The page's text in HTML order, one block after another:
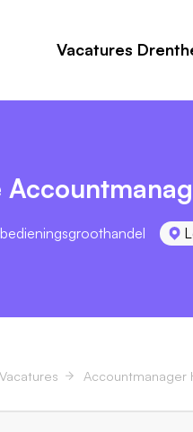
Vacatures
Vacatures Accountmanager